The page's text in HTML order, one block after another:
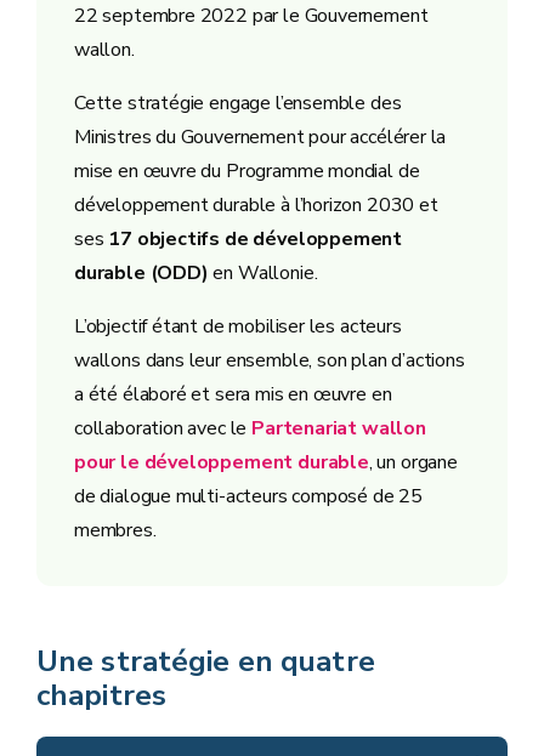
22 septembre 2022 par le Gouvernement
wallon.
Cette stratégie engage l’ensemble des
Ministres du Gouvernement pour accélérer la
mise en œuvre du Programme mondial de
développement durable à l’horizon 2030 et
ses 17 objectifs de développement
durable (ODD) en Wallonie.
L’objectif étant de mobiliser les acteurs
wallons dans leur ensemble, son plan d’actions
a été élaboré et sera mis en œuvre en
collaboration avec le Partenariat wallon
pour le développement durable, un organe
de dialogue multi-acteurs composé de 25
membres.
Une stratégie en quatre
chapitres